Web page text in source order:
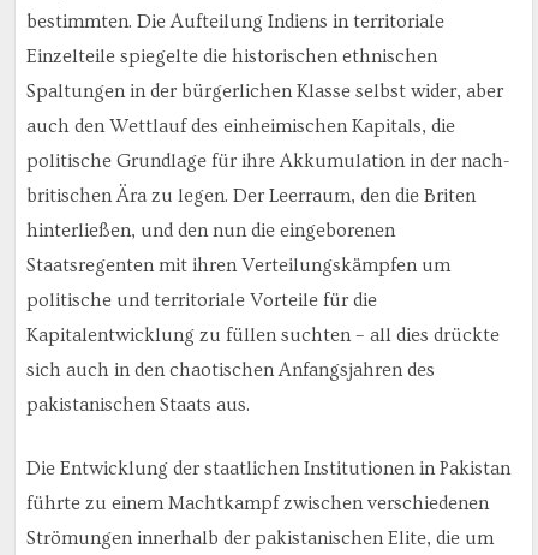
bestimmten. Die Aufteilung Indiens in territoriale
Einzelteile spiegelte die historischen ethnischen
Spaltungen in der bürgerlichen Klasse selbst wider, aber
auch den Wettlauf des einheimischen Kapitals, die
politische Grundlage für ihre Akkumulation in der nach-
britischen Ära zu legen. Der Leerraum, den die Briten
hinterließen, und den nun die eingeborenen
Staatsregenten mit ihren Verteilungskämpfen um
politische und territoriale Vorteile für die
Kapitalentwicklung zu füllen suchten – all dies drückte
sich auch in den chaotischen Anfangsjahren des
pakistanischen Staats aus.
Die Entwicklung der staatlichen Institutionen in Pakistan
führte zu einem Machtkampf zwischen verschiedenen
Strömungen innerhalb der pakistanischen Elite, die um